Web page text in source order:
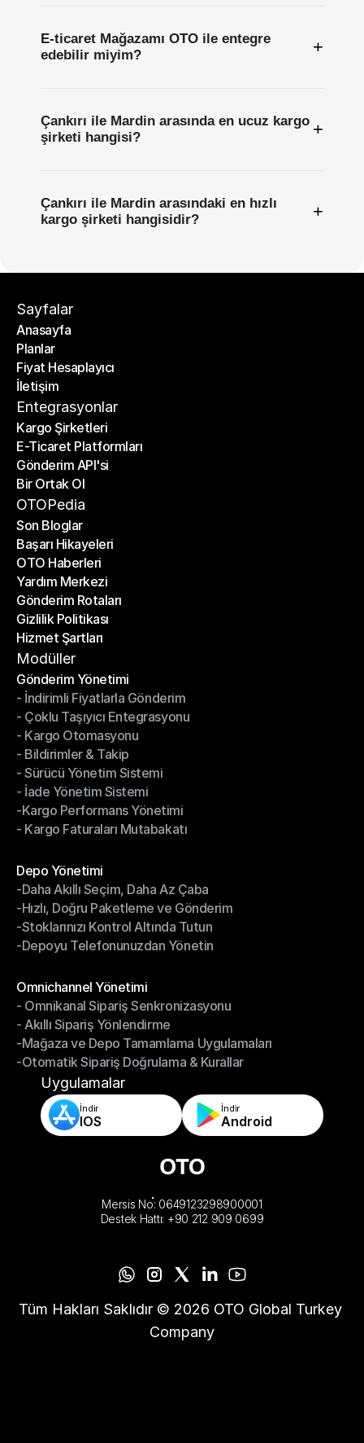
E-ticaret Mağazamı OTO ile entegre
edebilir miyim?
+
Çankırı ile Mardin arasında en ucuz kargo
şirketi hangisi?
+
Çankırı ile Mardin arasındaki en hızlı
kargo şirketi hangisidir?
+
Sayfalar
Anasayfa
Anasayfa
Planlar
Planlar
Fiyat Hesaplayıcı
Fiyat Hesaplayıcı
İletişim
İletişim
Entegrasyonlar
Kargo Şirketleri
Kargo Şirketleri
E-Ticaret Platformları
E-Ticaret Platformları
Gönderim API'si
Gönderim API'si
Bir Ortak Ol
Bir Ortak Ol
OTOPedia
Son Bloglar
Son Bloglar
Başarı Hikayeleri
Başarı Hikayeleri
OTO Haberleri
OTO Haberleri
Yardım Merkezi
Yardım Merkezi
Gönderim Rotaları
Gönderim Rotaları
Gizlilik Politikası
Gizlilik Politikası
Hizmet Şartları
Hizmet Şartları
Modüller
Gönderim Yönetimi
Gönderim Yönetimi
- İndirimli Fiyatlarla Gönderim
- İndirimli Fiyatlarla Gönderim
- Çoklu Taşıyıcı Entegrasyonu
- Çoklu Taşıyıcı Entegrasyonu
- Kargo Otomasyonu
- Kargo Otomasyonu
- Bildirimler & Takip
- Bildirimler & Takip
- Sürücü Yönetim Sistemi
- Sürücü Yönetim Sistemi
- İade Yönetim Sistemi
- İade Yönetim Sistemi
-Kargo Performans Yönetimi
-Kargo Performans Yönetimi
- Kargo Faturaları Mutabakatı
Depo Yönetimi
Depo Yönetimi
-Daha Akıllı Seçim, Daha Az Çaba
-Daha Akıllı Seçim, Daha Az Çaba
-Hızlı, Doğru Paketleme ve Gönderim
-Hızlı, Doğru Paketleme ve Gönderim
-Stoklarınızı Kontrol Altında Tutun
-Stoklarınızı Kontrol Altında Tutun
-Depoyu Telefonunuzdan Yönetin
Omnichannel Yönetimi
Omnichannel Yönetimi
- Omnikanal Sipariş Senkronizasyonu
- Omnikanal Sipariş Senkronizasyonu
- Akıllı Sipariş Yönlendirme
- Akıllı Sipariş Yönlendirme
-Mağaza ve Depo Tamamlama Uygulamaları
-Mağaza ve Depo Tamamlama Uygulamaları
-Otomatik Sipariş Doğrulama & Kurallar
-Otomatik Sipariş Doğrulama & Kurallar
Uygulamalar
İndir
IOS
İndir
Android
Mersis No: 0649123298900001
Destek Hattı: +90 212 909 0699
Tüm Hakları Saklıdır © 2026 OTO Global Turkey
Company